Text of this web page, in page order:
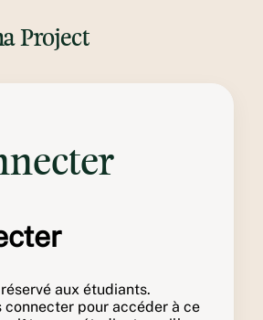
Project
aux étudiants.
connecter pour accéder à ce